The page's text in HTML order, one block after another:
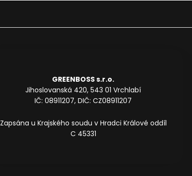
GREENBOSS s.r.o.
Jihoslovanská 420, 543 01 Vrchlabí
IČ: 08911207, DIČ: CZ08911207
Zapsána u Krajského soudu v Hradci Králové oddíl
C 45331